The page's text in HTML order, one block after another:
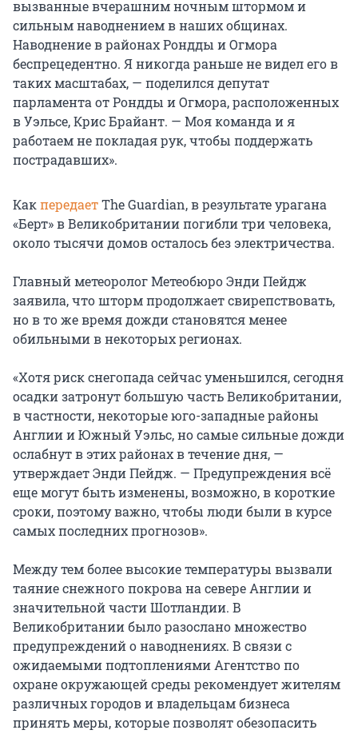
вызванные вчерашним ночным штормом и
сильным наводнением в наших общинах.
Наводнение в районах Рондды и Огмора
беспрецедентно. Я никогда раньше не видел его в
таких масштабах, — поделился депутат
парламента от Рондды и Огмора, расположенных
в Уэльсе, Крис Брайант. — Моя команда и я
работаем не покладая рук, чтобы поддержать
пострадавших».
КакпередаетThe Guardian, в результате урагана
«Берт» в Великобритании погибли три человека,
около тысячи домов осталось без электричества.
Главный метеоролог Метеобюро Энди Пейдж
заявила, что шторм продолжает свирепствовать,
но в то же время дожди становятся менее
обильными в некоторых регионах.
«Хотя риск снегопада сейчас уменьшился, сегодня
осадки затронут большую часть Великобритании,
в частности, некоторые юго-западные районы
Англии и Южный Уэльс, но самые сильные дожди
ослабнут в этих районах в течение дня, —
утверждает Энди Пейдж. — Предупреждения всё
еще могут быть изменены, возможно, в короткие
сроки, поэтому важно, чтобы люди были в курсе
самых последних прогнозов».
Между тем более высокие температуры вызвали
таяние снежного покрова на севере Англии и
значительной части Шотландии. В
Великобритании было разослано множество
предупреждений о наводнениях. В связи с
ожидаемыми подтоплениями Агентство по
охране окружающей среды рекомендует жителям
различных городов и владельцам бизнеса
принять меры, которые позволят обезопасить